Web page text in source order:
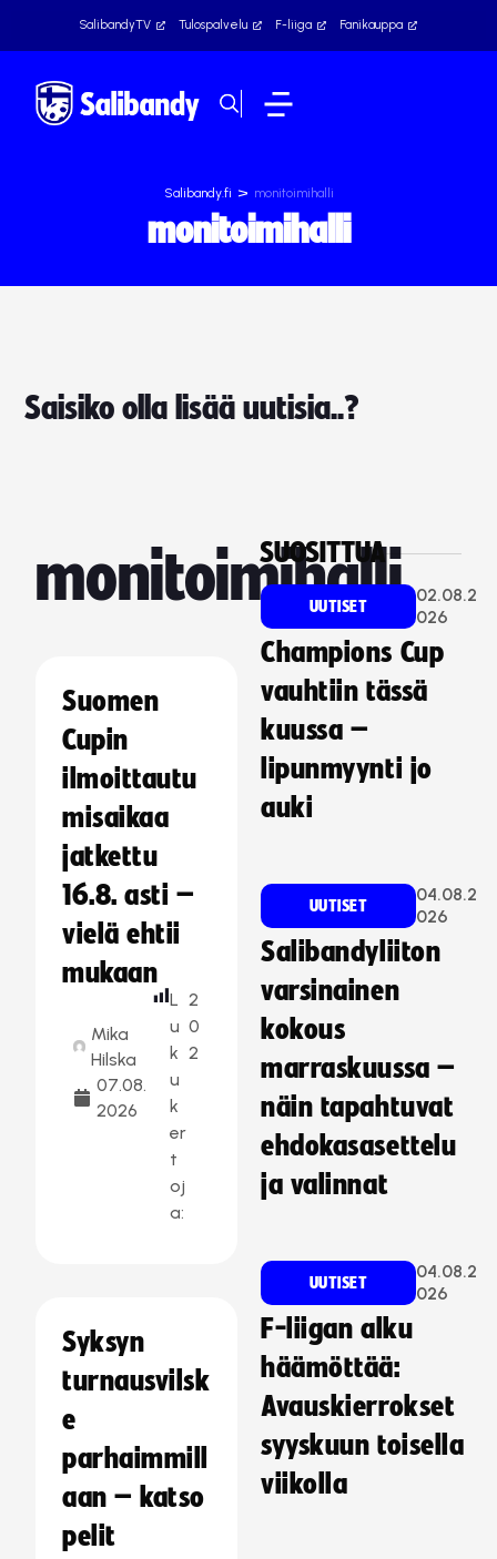
SalibandyTV Tulospalvelu F-liiga Fanikauppa
Salibandy.fi > monitoimihalli
monitoimihalli
Saisiko olla lisää uutisia..?
monitoimihalli
Suomen
Cupin
ilmoittautu
misaikaa
jatkettu
16.8. asti –
vielä ehtii
mukaan
Mika
Hilska
07.08.
2026
L
u
k
u
k
er
t
oj
a:
2
0
2
Syksyn
turnausvilsk
e
parhaimmill
aan – katso
pelit
SUOSITTUA
UUTISET
02.08.2
026
Champions Cup
vauhtiin tässä
kuussa –
lipunmyynti jo
auki
UUTISET
04.08.2
026
Salibandyliiton
varsinainen
kokous
marraskuussa –
näin tapahtuvat
ehdokasasettelu
ja valinnat
UUTISET
04.08.2
026
F-liigan alku
häämöttää:
Avauskierrokset
syyskuun toisella
viikolla